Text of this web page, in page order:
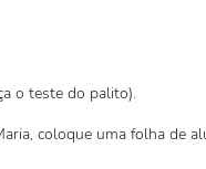
o teste do palito).
coloque uma folha de